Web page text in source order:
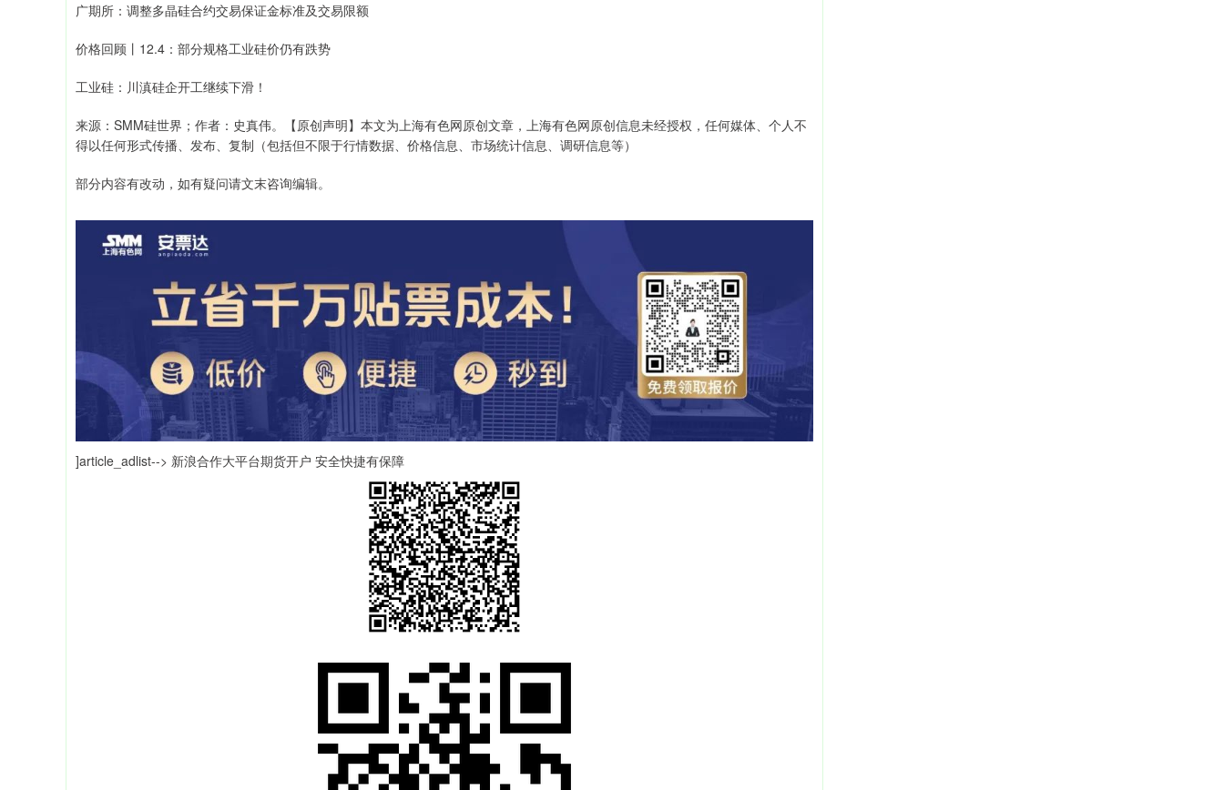
广期所：调整多晶硅合约交易保证金标准及交易限额
价格回顾丨12.4：部分规格工业硅价仍有跌势
工业硅：川滇硅企开工继续下滑！
来源：SMM硅世界；作者：史真伟。【原创声明】本文为上海有色网原创文章，上海有色网原创信息未经授权，任何媒体、个人不
得以任何形式传播、发布、复制（包括但不限于行情数据、价格信息、市场统计信息、调研信息等）
部分内容有改动，如有疑问请文末咨询编辑。
]article_adlist--> 新浪合作大平台期货开户 安全快捷有保障